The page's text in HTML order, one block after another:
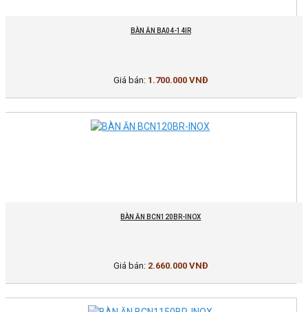
BÀN ĂN BA04-14IR
Giá bán: 1.700.000 VNĐ
BÀN ĂN BCN120BR-INOX
Giá bán: 2.660.000 VNĐ